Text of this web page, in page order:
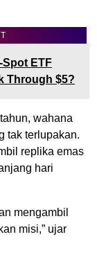
Spot ETF
Through $5?
wahana
tak terlupakan.
replika emas
hari
mengambil
misi,” ujar